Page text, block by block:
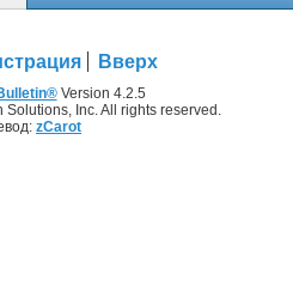
Вверх
Version 4.2.5
Inc. All rights reserved.
zCarot